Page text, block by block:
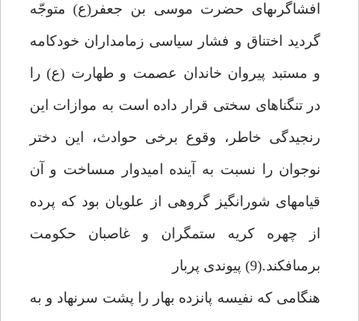
افشاگرى‏هاى حضرت موسى بن جعفر(ع) متوجّه
گرديد اختناق و فشار سياسى زمامداران خودكامه
و مستبد پيروان خاندان عصمت و طهارت (ع) را
در تنگناهاى سختى قرار داده است به موازات اين
رنجيدگى خاطر، وقوع برخى حوادث، اين دختر
نوجوان را نسبت به آينده اميدوار مى‏ساخت و آن
قيام‏هاى شورانگيز گروهى از علويان بود كه پرده
از چهره كريه ستمگران و غاصبان حكومت
برمى‏افكند.(9) پيوندى پربار
هنگامى كه نفيسه پانزده بهار را پشت سرنهاد و به